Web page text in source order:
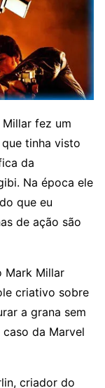
fez um
tinha visto
da
Na época ele
que eu
de ação são
Mark Millar
criativo sobre
a grana sem
da Marvel
criador do